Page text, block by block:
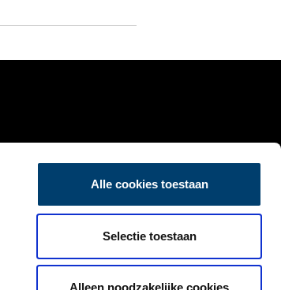
Alle cookies toestaan
Selectie toestaan
Alleen noodzakelijke cookies